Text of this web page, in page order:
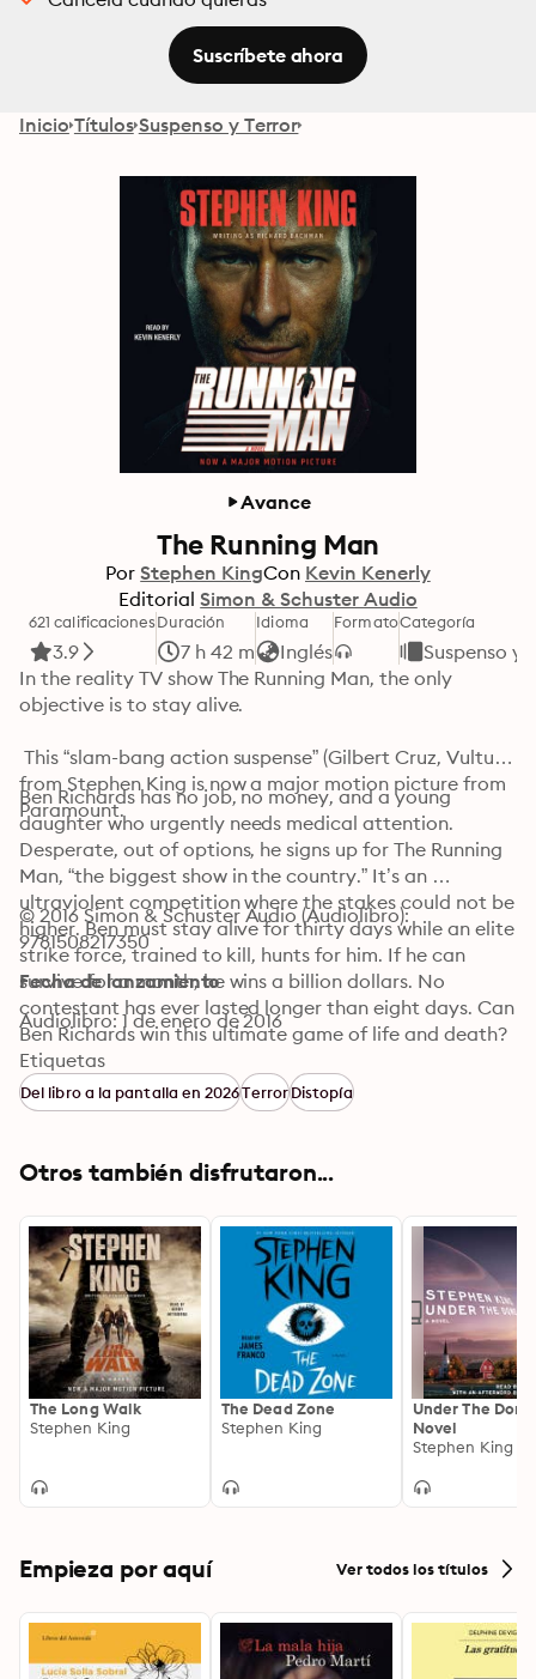
Suscríbete ahora
Inicio Títulos Suspenso y Terror
Avance
The Running Man
Por Stephen KingCon Kevin Kenerly
Editorial Simon & Schuster Audio
621 calificaciones
3.9
Duración
7 h 42 m
Idioma
Inglés
FormatoCategoría
Suspenso y
In the reality TV show The Running Man, the only
objective is to stay alive.
This “slam-bang action suspense” (Gilbert Cruz, Vulture)
from Stephen King is now a major motion picture from
Paramount.
Ben Richards has no job, no money, and a young
daughter who urgently needs medical attention.
Desperate, out of options, he signs up for The Running
Man, “the biggest show in the country.” It’s an
ultraviolent competition where the stakes could not be
higher. Ben must stay alive for thirty days while an elite
strike force, trained to kill, hunts for him. If he can
survive for a month, he wins a billion dollars. No
contestant has ever lasted longer than eight days. Can
Ben Richards win this ultimate game of life and death?
© 2016 Simon & Schuster Audio (Audiolibro):
9781508217350
Fecha de lanzamiento
Audiolibro: 1 de enero de 2016
Etiquetas
Del libro a la pantalla en 2026TerrorDistopía
Otros también disfrutaron...
The Long Walk
Stephen King
The Dead Zone
Stephen King
Under The
Novel
Stephen King
Empieza por aquí Ver todos los títulos